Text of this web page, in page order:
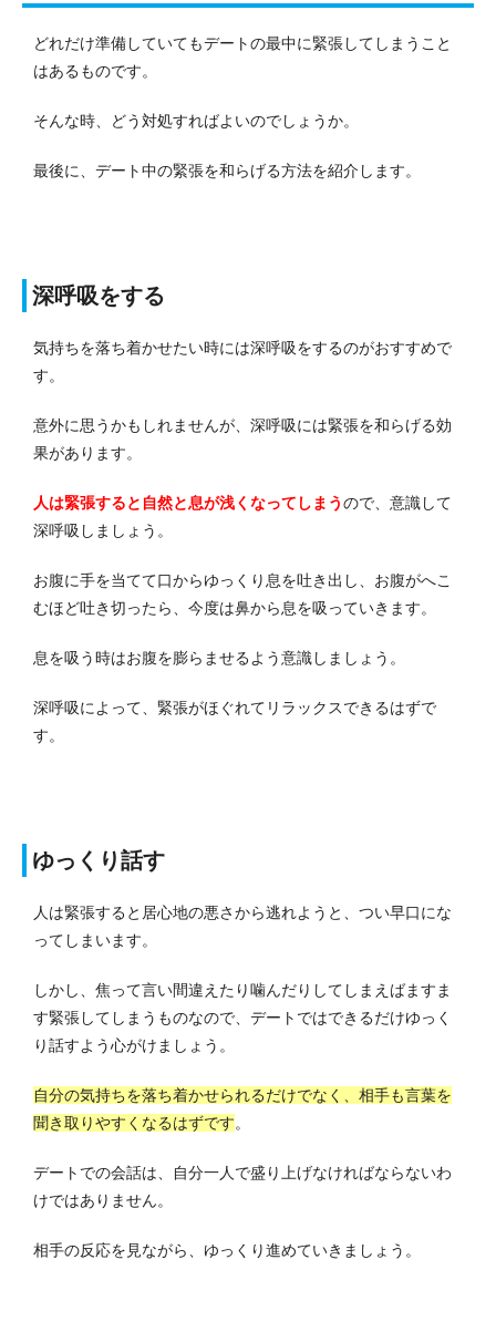
どれだけ準備していてもデートの最中に緊張してしまうこと
はあるものです。
そんな時、どう対処すればよいのでしょうか。
最後に、デート中の緊張を和らげる方法を紹介します。
深呼吸をする
気持ちを落ち着かせたい時には深呼吸をするのがおすすめで
す。
意外に思うかもしれませんが、深呼吸には緊張を和らげる効
果があります。
人は緊張すると自然と息が浅くなってしまうので、意識して
深呼吸しましょう。
お腹に手を当てて口からゆっくり息を吐き出し、お腹がへこ
むほど吐き切ったら、今度は鼻から息を吸っていきます。
息を吸う時はお腹を膨らませるよう意識しましょう。
深呼吸によって、緊張がほぐれてリラックスできるはずで
す。
ゆっくり話す
人は緊張すると居心地の悪さから逃れようと、つい早口にな
ってしまいます。
しかし、焦って言い間違えたり噛んだりしてしまえばますま
す緊張してしまうものなので、デートではできるだけゆっく
り話すよう心がけましょう。
自分の気持ちを落ち着かせられるだけでなく、相手も言葉を
聞き取りやすくなるはずです。
デートでの会話は、自分一人で盛り上げなければならないわ
けではありません。
相手の反応を見ながら、ゆっくり進めていきましょう。